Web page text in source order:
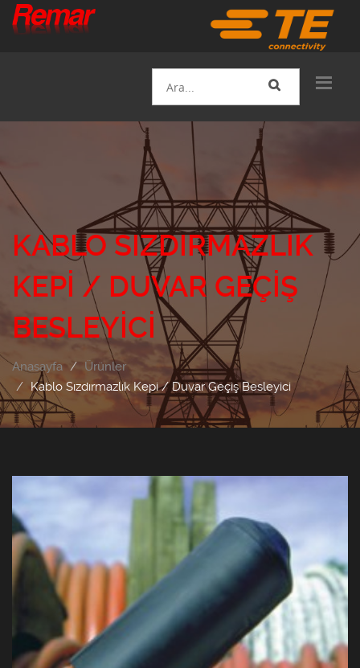
KABLO SIZDIRMAZLIK
KEPI / DUVAR GEÇIŞ
BESLEYICI
Anasayfa
Ürünler
Kablo Sızdırmazlık Kepi / Duvar Geçiş Besleyici